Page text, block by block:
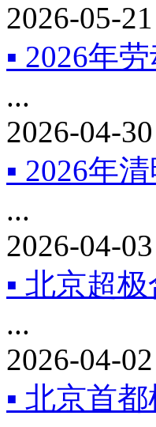
2026-05-21
▪ 2026年
...
2026-04-30
▪ 2026年
...
2026-04-03
▪ 北京超
...
2026-04-02
▪ 北京首